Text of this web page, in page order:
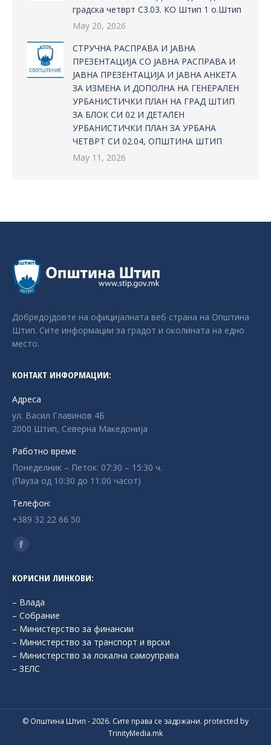
градска четврт С3.03. КО Штип 1 о.Штип
May 20, 2026
СТРУЧНА РАСПРАВА И ЈАВНА
ПРЕЗЕНТАЦИЈА СО ЈАВНА РАСПРАВА И
ЈАВНА ПРЕЗЕНТАЦИЈА И ЈАВНА АНКЕТА
ЗА ИЗМЕНА И ДОПОЛНА НА ГЕНЕРАЛЕН
УРБАНИСТИЧКИ ПЛАН НА ГРАД ШТИП
ЗА БЛОК СИ 02 И ДЕТАЛЕН
УРБАНИСТИЧКИ ПЛАН ЗА УРБАНА
ЧЕТВРТ СИ 02.04, ОПШТИНА ШТИП
May 11, 2026
Добредојдовте на официјалната веб страна на Општина
Штип. Сите информации за градот и околината на едно
место.
КОНТАКТ ИНФОРМАЦИИ:
Адреса
ул. Васил Главинов 4Б
2000 Штип, Северна Македонија
Работно време
Понеделник – Петок: 07:30 – 15:30 ч.
(Пауза од 10:30 до 11:00 часот)
Телефон:
+389 32 22 66 50
Find us on:
Facebook
opens
in
new
window
КОРИСНИ ЛИНКОВИ:
– Влада
– Собрание
– Министерство за финансии
– Министерство за транспорт и врски
– Министерство за локална самоуправа
– ЗЕЛС
© Општина Штип - 2026. Сите права се задржани. protected by
TrinityMedia.mk